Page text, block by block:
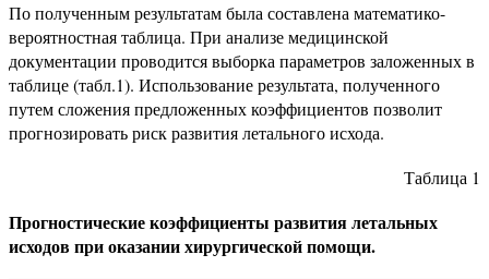
По полученным результатам была составлена математико-
вероятностная таблица. При анализе медицинской
документации проводится выборка параметров заложенных в
таблице (табл.1). Использование результата, полученного
путем сложения предложенных коэффициентов позволит
прогнозировать риск развития летального исхода.
Таблица 1
Прогностические коэффициенты развития летальных
исходов при оказании хирургической помощи.